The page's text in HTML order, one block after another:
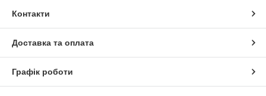
Контакти
Доставка та оплата
Графік роботи